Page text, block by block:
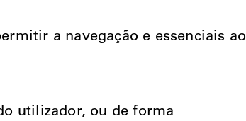
a navegação e essenciais ao
utilizador, ou de forma